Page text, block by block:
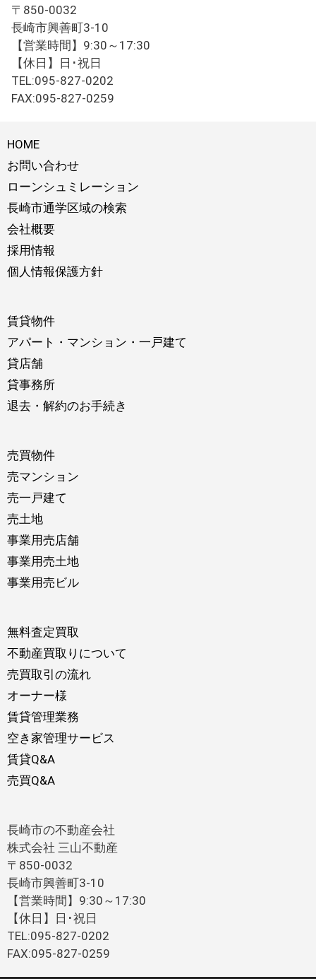
〒850-0032
長崎市興善町3-10
【営業時間】9:30～17:30
【休日】日･祝日
TEL:095-827-0202
FAX:095-827-0259
HOME
お問い合わせ
ローンシュミレーション
長崎市通学区域の検索
会社概要
採用情報
個人情報保護方針
賃貸物件
アパート・マンション・一戸建て
貸店舗
貸事務所
退去・解約のお手続き
売買物件
売マンション
売一戸建て
売土地
事業用売店舗
事業用売土地
事業用売ビル
無料査定買取
不動産買取りについて
売買取引の流れ
オーナー様
賃貸管理業務
空き家管理サービス
賃貸Q&A
売買Q&A
長崎市の不動産会社
株式会社 三山不動産
〒850-0032
長崎市興善町3-10
【営業時間】9:30～17:30
【休日】日･祝日
TEL:095-827-0202
FAX:095-827-0259